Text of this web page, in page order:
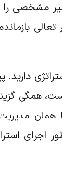
مشخصی را
دارید.
همگی
همان
اجرای